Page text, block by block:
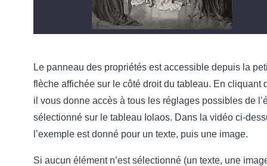
Le panneau des propriétés est accessible depuis la
flèche affichée sur le côté droit du tableau. En cliquant
il vous donne accès à tous les réglages possibles de
sélectionné sur le tableau Iolaos. Dans la vidéo ci-
l’exemple est donné pour un texte, puis une image.
Si aucun élément n’est sélectionné (un texte, une